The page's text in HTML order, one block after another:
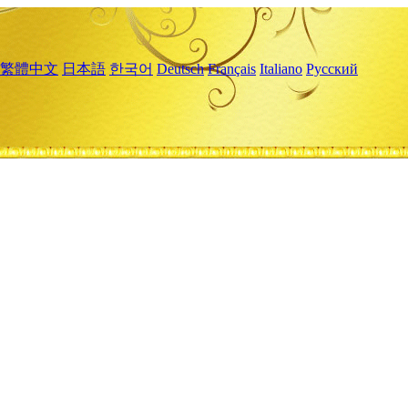
繁體中文 日本語 한국어 Deutsch Français Italiano Русский